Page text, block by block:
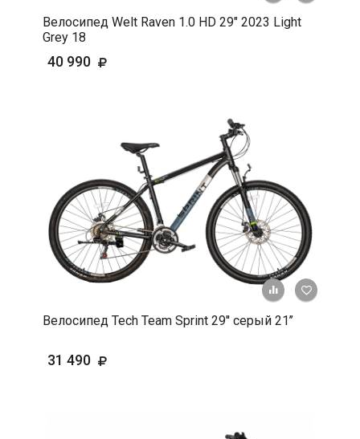
Велосипед Welt Raven 1.0 HD 29" 2023 Light
Grey 18
40 990
+ К
Велосипед Tech Team Sprint 29'' серый 21’’
31 490